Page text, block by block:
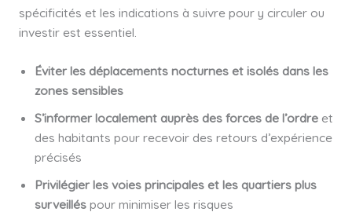
spécificités et les indications à suivre pour y circuler ou
investir est essentiel.
Éviter les déplacements nocturnes et isolés dans les
zones sensibles
S’informer localement auprès des forces de l’ordreet
des habitants pour recevoir des retours d’expérience
précisés
Privilégier les voies principales et les quartiers plus
surveilléspour minimiser les risques